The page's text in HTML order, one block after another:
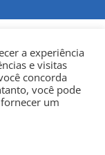
Universitário
a experiência
e visitas
concorda
você pode
um